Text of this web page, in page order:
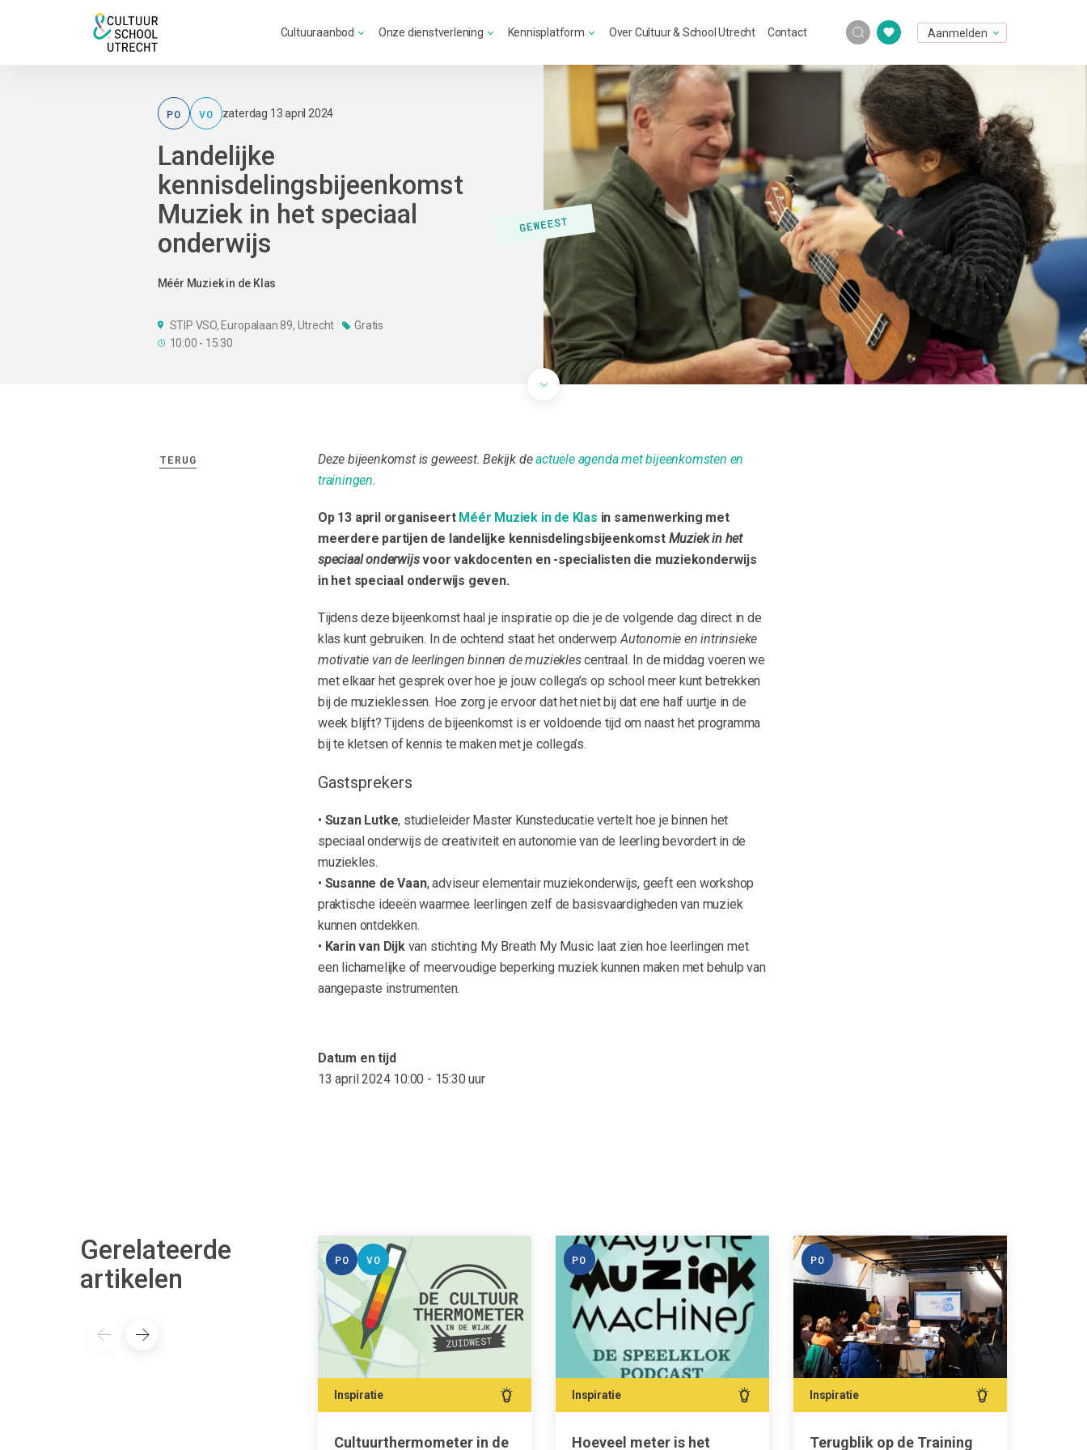
Cultuuraanbod Onze dienstverlening Kennisplatform Over Cultuur & School Utrecht Contact Aanmelden
PO VO zaterdag 13 april 2024
Landelijke
kennisdelingsbijeenkomst
Muziek in het speciaal
onderwijs
Méér Muziek in de Klas
STIP VSO, Europalaan 89, Utrecht
Gratis
10:00 - 15:30
TERUG Deze bijeenkomst is geweest. Bekijk deactuele agenda met bijeenkomsten en
trainingen.
Op 13 april organiseert Méér Muziek in de Klas in samenwerking met
meerdere partijen de landelijke kennisdelingsbijeenkomst Muziek in het
speciaal onderwijsvoor vakdocenten en -specialisten die muziekonderwijs
in het speciaal onderwijs geven.
Tijdens deze bijeenkomst haal je inspiratie op die je de volgende dag direct in de
klas kunt gebruiken. In de ochtend staat het onderwerpAutonomie en intrinsieke
motivatie van de leerlingen binnen de muzieklescentraal. In de middag voeren we
met elkaar het gesprek over hoe je jouw collega’s op school meer kunt betrekken
bij de muzieklessen. Hoe zorg je ervoor dat het niet bij dat ene half uurtje in de
week blijft? Tijdens de bijeenkomst is er voldoende tijd om naast het programma
bij te kletsen of kennis te maken met je collega’s.
Gastsprekers
• Suzan Lutke, studieleider Master Kunsteducatie vertelt hoe je binnen het
speciaal onderwijs de creativiteit en autonomie van de leerling bevordert in de
muziekles.
• Susanne de Vaan, adviseur elementair muziekonderwijs, geeft een workshop
praktische ideeën waarmee leerlingen zelf de basisvaardigheden van muziek
kunnen ontdekken.
• Karin van Dijkvan stichting My Breath My Music laat zien hoe leerlingen met
een lichamelijke of meervoudige beperking muziek kunnen maken met behulp van
aangepaste instrumenten.
Datum en tijd
13 april 2024 10:00 - 15:30 uur
Gerelateerde
artikelen
PO VO
Inspiratie
Cultuurthermometer in de
PO
Inspiratie
Hoeveel meter is het
PO
Inspiratie
Terugblik op de Training